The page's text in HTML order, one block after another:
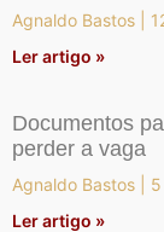
Agnaldo Bastos
Ler artigo »
Documentos
perder a vaga
Agnaldo Bastos
Ler artigo »